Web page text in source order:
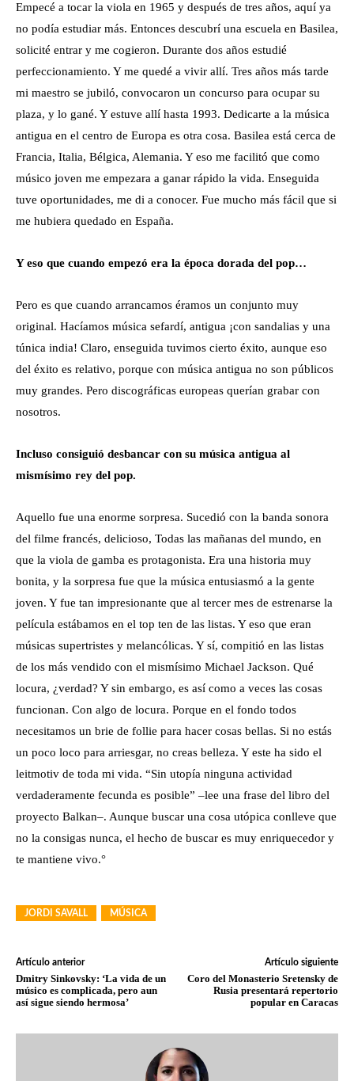
Empecé a tocar la viola en 1965 y después de tres años, aquí ya
no podía estudiar más. Entonces descubrí una escuela en Basilea,
solicité entrar y me cogieron. Durante dos años estudié
perfeccionamiento. Y me quedé a vivir allí. Tres años más tarde
mi maestro se jubiló, convocaron un concurso para ocupar su
plaza, y lo gané. Y estuve allí hasta 1993. Dedicarte a la música
antigua en el centro de Europa es otra cosa. Basilea está cerca de
Francia, Italia, Bélgica, Alemania. Y eso me facilitó que como
músico joven me empezara a ganar rápido la vida. Enseguida
tuve oportunidades, me di a conocer. Fue mucho más fácil que si
me hubiera quedado en España.
Y eso que cuando empezó era la época dorada del pop…
Pero es que cuando arrancamos éramos un conjunto muy
original. Hacíamos música sefardí, antigua ¡con sandalias y una
túnica india! Claro, enseguida tuvimos cierto éxito, aunque eso
del éxito es relativo, porque con música antigua no son públicos
muy grandes. Pero discográficas europeas querían grabar con
nosotros.
Incluso consiguió desbancar con su música antigua al
mismísimo rey del pop.
Aquello fue una enorme sorpresa. Sucedió con la banda sonora
del filme francés, delicioso, Todas las mañanas del mundo, en
que la viola de gamba es protagonista. Era una historia muy
bonita, y la sorpresa fue que la música entusiasmó a la gente
joven. Y fue tan impresionante que al tercer mes de estrenarse la
película estábamos en el top ten de las listas. Y eso que eran
músicas supertristes y melancólicas. Y sí, compitió en las listas
de los más vendido con el mismísimo Michael Jackson. Qué
locura, ¿verdad? Y sin embargo, es así como a veces las cosas
funcionan. Con algo de locura. Porque en el fondo todos
necesitamos un brie de follie para hacer cosas bellas. Si no estás
un poco loco para arriesgar, no creas belleza. Y este ha sido el
leitmotiv de toda mi vida. “Sin utopía ninguna actividad
verdaderamente fecunda es posible” –lee una frase del libro del
proyecto Balkan–. Aunque buscar una cosa utópica conlleve que
no la consigas nunca, el hecho de buscar es muy enriquecedor y
te mantiene vivo.°
JORDI SAVALL MÚSICA
Artículo anterior
Dmitry Sinkovsky: ‘La vida de un
músico es complicada, pero aun
así sigue siendo hermosa’
Artículo siguiente
Coro del Monasterio Sretensky de
Rusia presentará repertorio
popular en Caracas